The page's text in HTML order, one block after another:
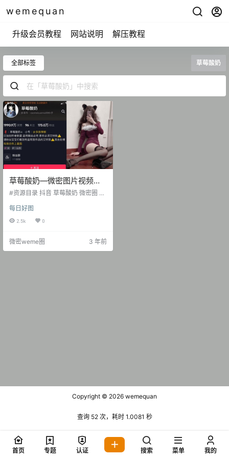
wemequan
升级会员教程 网站说明 解压教程
全部标签 草莓酸奶
草莓酸奶—微密图片视频合
集【持续更新】
#资源目录 抖音 草莓酸奶 微密圈 N
密圈 NO.002期 【52P】 抖音 草莓
酸奶 微密圈 NO.003期 【45P】 抖
期 【53P】 抖音 草莓酸奶 微密圈 N
O.006期 【78P】 抖音 草莓酸奶 微
每日好图
2.5k 0
微密weme圈 3 年前
Copyright © 2026 wemequan
查询 52 次，耗时 1.0081 秒
首页 专题 认证 搜索 菜单 我的